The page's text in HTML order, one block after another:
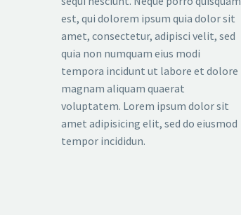
est, qui dolorem ipsum quia dolor sit
amet, consectetur, adipisci velit, sed
quia non numquam eius modi
tempora incidunt ut labore et dolore
magnam aliquam quaerat
voluptatem. Lorem ipsum dolor sit
amet adipisicing elit, sed do eiusmod
tempor incididun.